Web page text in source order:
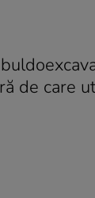
de care